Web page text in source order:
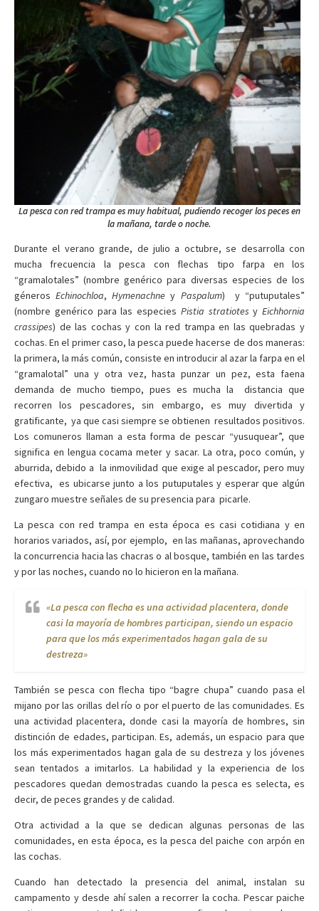
La pesca con red trampa es muy habitual, pudiendo recoger los peces en
la mañana, tarde o noche.
Durante el verano grande, de julio a octubre, se desarrolla con
mucha frecuencia la pesca con flechas tipo farpa en los
“gramalotales” (nombre genérico para diversas especies de los
génerosEchinochloa,Hymenachne y Paspalum) y “putuputales”
(nombre genérico para las especies Pistia stratiotes y Eichhornia
crassipes) de las cochas y con la red trampa en las quebradas y
cochas. En el primer caso, la pesca puede hacerse de dos maneras:
la primera, la más común, consiste en introducir al azar la farpa en el
“gramalotal” una y otra vez, hasta punzar un pez, esta faena
demanda de mucho tiempo, pues es mucha la distancia que
recorren los pescadores, sin embargo, es muy divertida y
gratificante, ya que casi siempre se obtienen resultados positivos.
Los comuneros llaman a esta forma de pescar “yusuquear”, que
significa en lengua cocama meter y sacar. La otra, poco común, y
aburrida, debido a la inmovilidad que exige al pescador, pero muy
efectiva, es ubicarse junto a los putuputales y esperar que algún
zungaro muestre señales de su presencia para picarle.
La pesca con red trampa en esta época es casi cotidiana y en
horarios variados, así, por ejemplo, en las mañanas, aprovechando
la concurrencia hacia las chacras o al bosque, también en las tardes
y por las noches, cuando no lo hicieron en la mañana.
«La pesca con flecha es una actividad placentera, donde
casi la mayoría de hombres participan, siendo un espacio
para que los más experimentados hagan gala de su
destreza»
También se pesca con flecha tipo “bagre chupa” cuando pasa el
mijano por las orillas del río o por el puerto de las comunidades. Es
una actividad placentera, donde casi la mayoría de hombres, sin
distinción de edades, participan. Es, además, un espacio para que
los más experimentados hagan gala de su destreza y los jóvenes
sean tentados a imitarlos. La habilidad y la experiencia de los
pescadores quedan demostradas cuando la pesca es selecta, es
decir, de peces grandes y de calidad.
Otra actividad a la que se dedican algunas personas de las
comunidades, en esta época, es la pesca del paiche con arpón en
las cochas.
Cuando han detectado la presencia del animal, instalan su
campamento y desde ahí salen a recorrer la cocha. Pescar paiche